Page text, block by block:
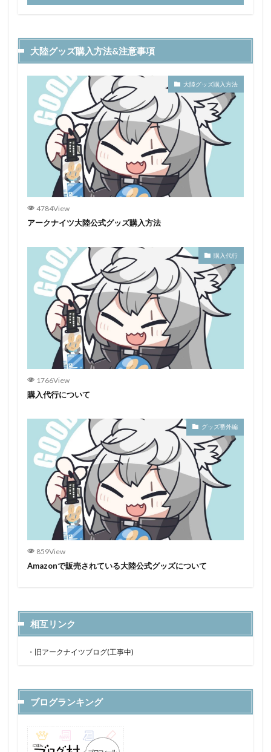
大陸グッズ購入方法&注意事項
大陸グッズ購入方法
4784View
アークナイツ大陸公式グッズ購入方法
購入代行
1766View
購入代行について
グッズ番外編
859View
Amazonで販売されている大陸公式グッズについて
相互リンク
・ 旧アークナイツブログ(工事中)
ブログランキング